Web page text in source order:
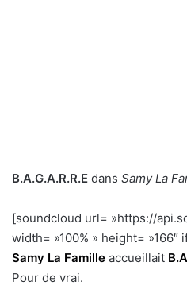
B.A.G.A.R.R.E dans Samy La
[soundcloud url= »https://
width= »100% » height= »166″
Samy La Famille accueillait
Pour de vrai.